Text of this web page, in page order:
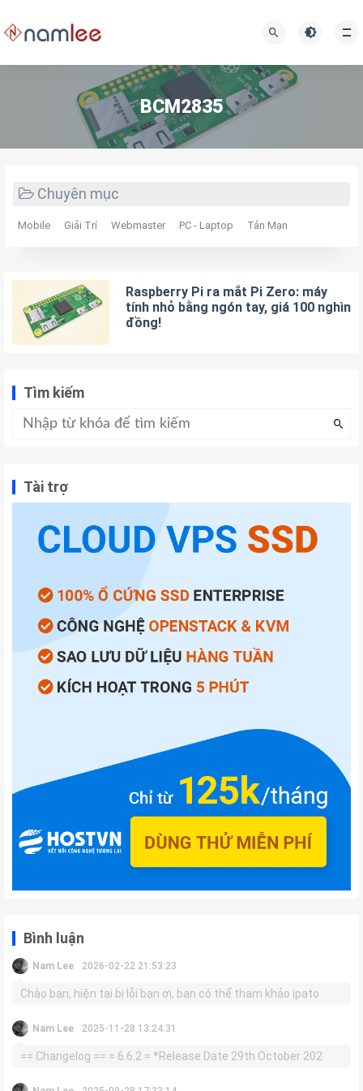
BCM2835
Chuyên mục
Mobile Giải Trí Webmaster PC - Laptop Tản Mạn
Raspberry Pi ra mắt Pi Zero: máy
tính nhỏ bằng ngón tay, giá 100 nghìn
đồng!
Tìm kiếm
Tài trợ
Bình luận
Nam Lee 2026-02-22 21:53:23
Chào bạn, hiện tại bị lỗi bạn ơi, bạn có thể tham khảo ipato
Nam Lee 2025-11-28 13:24:31
== Changelog == = 6.6.2 = *Release Date 29th October 202